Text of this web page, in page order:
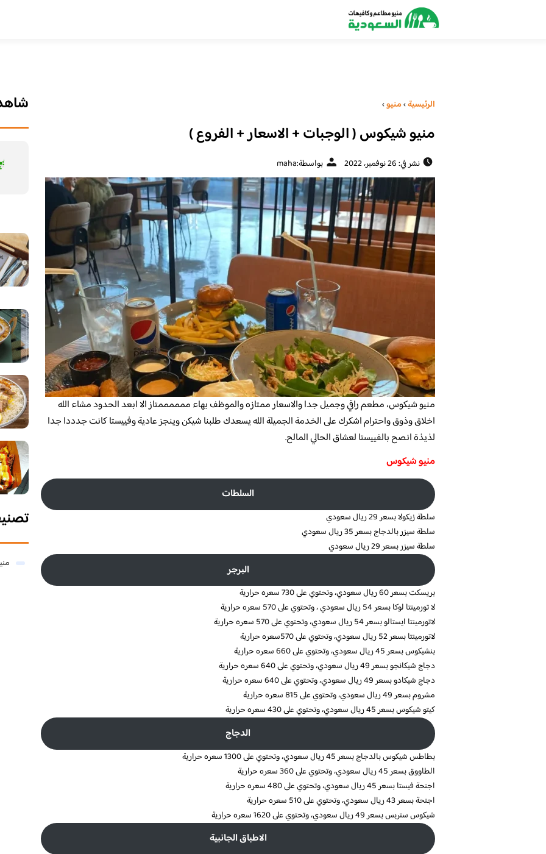
الرئيسية›منيو›
منيو شيكوس ( الوجبات + الاسعار + الفروع )
نشر في: 26 نوفمبر، 2022 بواسطة:maha
منيو شيكوس، مطعم راقي وجميل جدا والاسعار ممتازه والموظف بهاء ممممممتاز الا ابعد الحدود مشاء الله
اخلاق وذوق واحترام اشكرك على الخدمة الجميلة الله يسعدك طلبنا شيكن وينجز عادية وفييستا كانت جدددا جدا
لذيذة انصح بالفييستا لعشاق الحالي المالح.
منيو شيكوس
السلطات
سلطة زيكولا بسعر 29 ريال سعودي
سلطة سيزر بالدجاج بسعر 35 ريال سعودي
سلطة سيزر بسعر 29 ريال سعودي
البرجر
بريسكت بسعر 60 ريال سعودي، وتحتوي على 730 سعره حرارية
لا تورمينتا لوكا بسعر 54 ريال سعودي ، وتحتوي على 570 سعره حرارية
لاتورمينتا ايستالو بسعر 54 ريال سعودي، وتحتوي على 570 سعره حرارية
لاتورمينتا بسعر 52 ريال سعودي، وتحتوي على 570سعره حرارية
بنشيكوس بسعر 45 ريال سعودي، وتحتوي على 660 سعره حرارية
دجاج شيكانجو بسعر 49 ريال سعودي، وتحتوي على 640 سعره حرارية
دجاج شيكادو بسعر 49 ريال سعودي، وتحتوي على 640 سعره حرارية
مشروم بسعر 49 ريال سعودي، وتحتوي على 815 سعره حرارية
كيتو شيكوس بسعر 45 ريال سعودي، وتحتوي على 430 سعره حرارية
الدجاج
بطاطس شيكوس بالدجاج بسعر 45 ريال سعودي، وتحتوي على 1300 سعره حرارية
الطاووق بسعر 45 ريال سعودي، وتحتوي على 360 سعره حرارية
اجنحة فيستا بسعر 45 ريال سعودي، وتحتوي على 480 سعره حرارية
اجنحة بسعر 43 ريال سعودي، وتحتوي على 510 سعره حرارية
شيكوس ستربس بسعر 49 ريال سعودي، وتحتوي على 1620 سعره حرارية
الاطباق الجانبية